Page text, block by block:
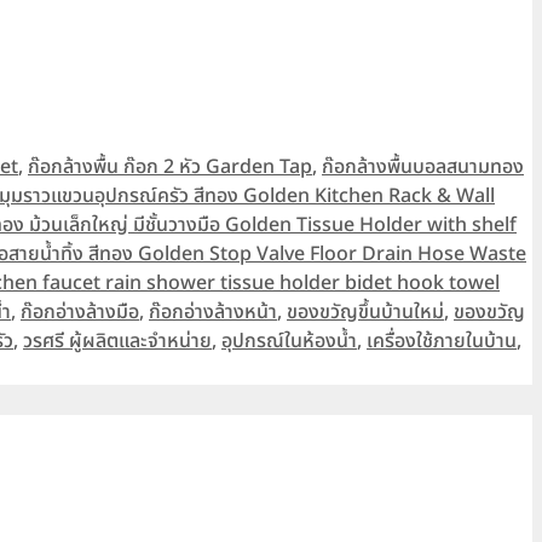
, ก๊อกล้างพื้น ก๊อก 2 หัว Garden Tap, ก๊อกล้างพื้นบอลสนามทอง
มุมราวแขวนอุปกรณ์ครัว สีทอง Golden Kitchen Rack & Wall
ง ม้วนเล็กใหญ่ มีชั้นวางมือ Golden Tissue Holder with shelf
สายน้ำทิ้ง สีทอง Golden Stop Valve Floor Drain Hose Waste
faucet rain shower tissue holder bidet hook towel
, ก๊อกอ่างล้างมือ, ก๊อกอ่างล้างหน้า, ของขวัญขึ้นบ้านใหม่, ของขวัญ
, วรศรี ผู้ผลิตและจำหน่าย, อุปกรณ์ในห้องน้ำ, เครื่องใช้ภายในบ้าน,